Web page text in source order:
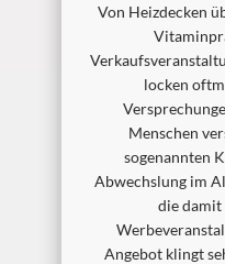
Von Heizdecken
locken
Menschen
sogenannten
Abwechslung im
die damit
Angebot klingt